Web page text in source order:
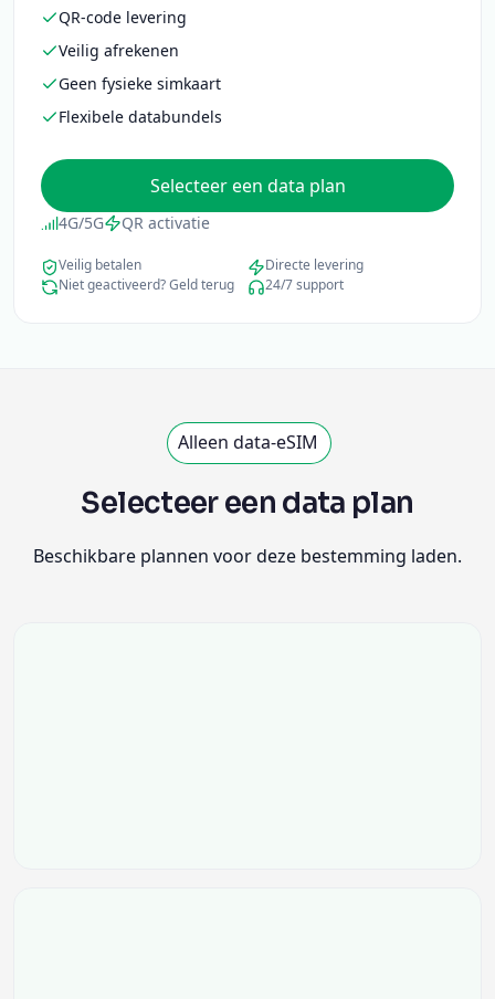
QR-code levering
Veilig afrekenen
Geen fysieke simkaart
Flexibele databundels
Selecteer een data plan
4G/5G QR activatie
Veilig betalen
Directe levering
Niet geactiveerd? Geld terug
24/7 support
Alleen data-eSIM
Selecteer een data plan
Beschikbare plannen voor deze bestemming laden.